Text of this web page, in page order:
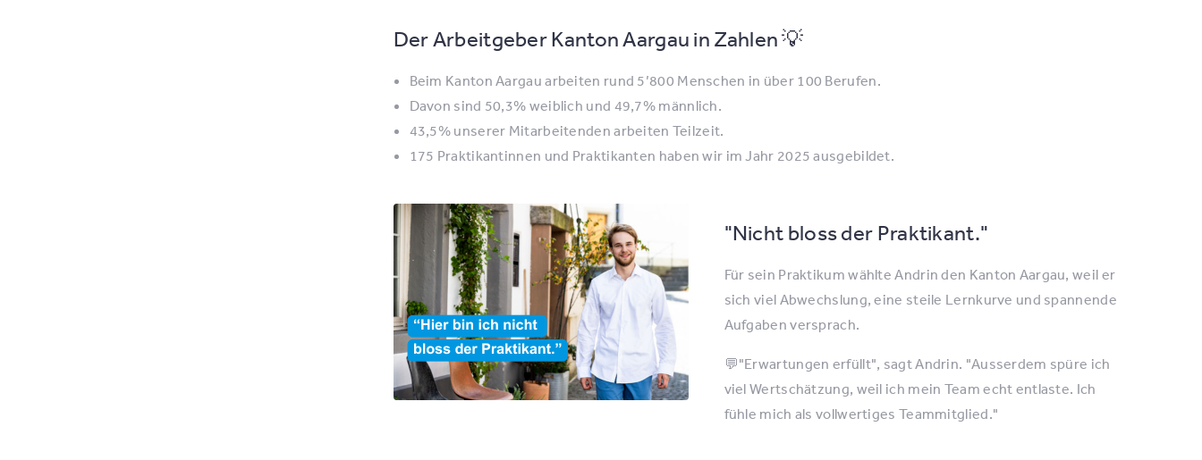
Der Arbeitgeber Kanton Aargau in Zahlen 💡
Beim Kanton Aargau arbeiten rund 5’800 Menschen in über 100 Berufen.
Davon sind 50,3% weiblich und 49,7% männlich.
43,5% unserer Mitarbeitenden arbeiten Teilzeit.
175 Praktikantinnen und Praktikanten haben wir im Jahr 2025 ausgebildet.
"Nicht bloss der Praktikant."
Für sein Praktikum wählte Andrin den Kanton Aargau, weil er
sich viel Abwechslung, eine steile Lernkurve und spannende
Aufgaben versprach.
💬"Erwartungen erfüllt", sagt Andrin. "Ausserdem spüre ich
viel Wertschätzung, weil ich mein Team echt entlaste. Ich
fühle mich als vollwertiges Teammitglied."